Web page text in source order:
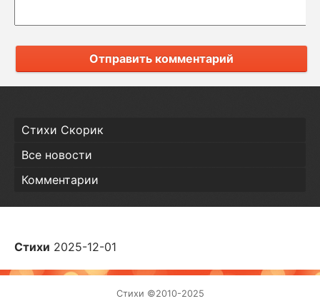
Отправить комментарий
Стихи Скорик
Все новости
Комментарии
Стихи 2025-12-01
Стихи ©2010-2025